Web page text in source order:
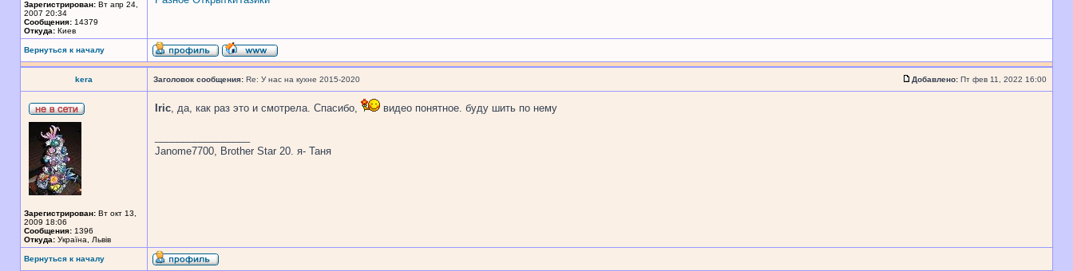
Зарегистрирован: Вт апр 24,
2007 20:34
Сообщения: 14379
Откуда: Киев
Вернуться к началу
kera Заголовок сообщения: Re: У нас на кухне 2015-2020 Добавлено: Пт фев 11, 2022 16:00
Зарегистрирован: Вт окт 13,
2009 18:06
Сообщения: 1396
Откуда: Україна, Львів
Iric, да, как раз это и смотрела. Спасибо, видео понятное. буду шить по нему
Janome7700, Brother Star 20. я- Таня
Вернуться к началу